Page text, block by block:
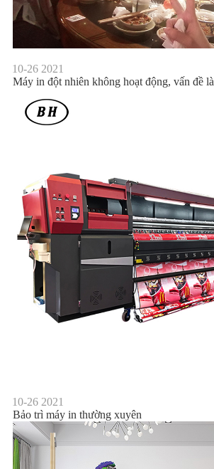
10-26 2021
Máy in đột nhiên không hoạt động, vấn đề
10-26 2021
Bảo trì máy in thường xuyên